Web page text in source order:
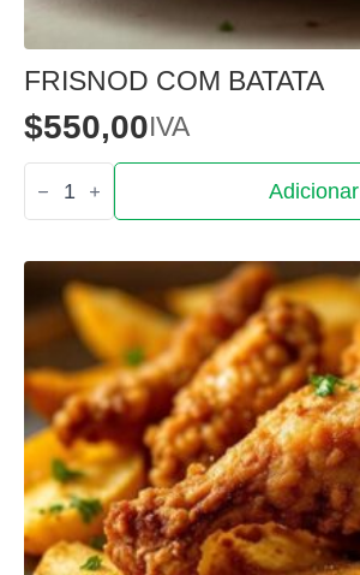
FRISNOD COM BATATA
$550,00 IVA
Quantidade
de
Frisnod
Batata
Adicionar